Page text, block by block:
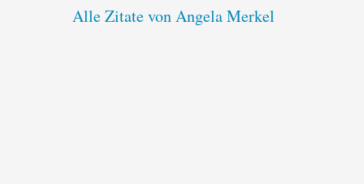
Alle Zitate von Angela Merkel